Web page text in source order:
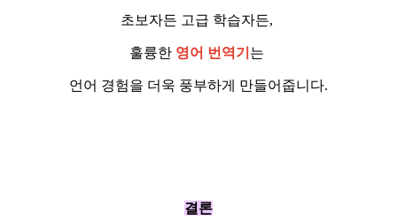
초보자든 고급 학습자든,
훌륭한 영어 번역기 는
언어 경험을 더욱 풍부하게 만들어줍니다.
결론